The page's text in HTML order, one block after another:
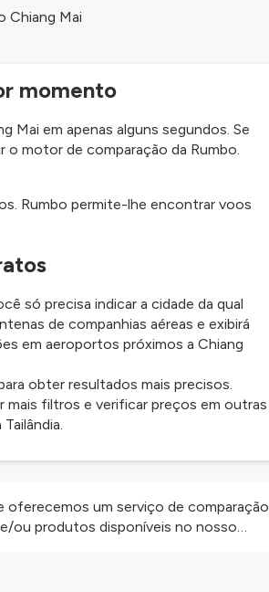
Chiang Mai
momento
Mai em apenas alguns segundos. Se
o motor de comparação da Rumbo.
Rumbo permite-lhe encontrar voos
só precisa indicar a cidade da qual
de companhias aéreas e exibirá
em aeroportos próximos a Chiang
obter resultados mais precisos.
mais filtros e verificar preços em outras
oferecemos um serviço de comparação
ou produtos disponíveis no nosso